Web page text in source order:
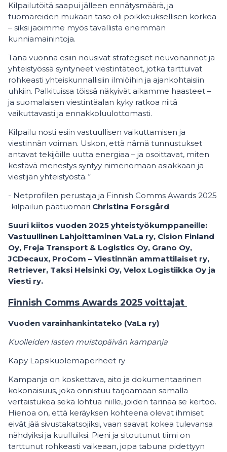
Kilpailutöitä saapui jälleen ennätysmäärä, ja
tuomareiden mukaan taso oli poikkeuksellisen korkea
– siksi jaoimme myös tavallista enemmän
kunniamainintoja.
Tänä vuonna esiin nousivat strategiset neuvonannot ja
yhteistyössä syntyneet viestintäteot, jotka tarttuivat
rohkeasti yhteiskunnallisiin ilmiöihin ja ajankohtaisiin
uhkiin. Palkituissa töissä näkyivät aikamme haasteet –
ja suomalaisen viestintäalan kyky ratkoa niitä
vaikuttavasti ja ennakkoluulottomasti.
Kilpailu nosti esiin vastuullisen vaikuttamisen ja
viestinnän voiman. Uskon, että nämä tunnustukset
antavat tekijöille uutta energiaa – ja osoittavat, miten
kestävä menestys syntyy nimenomaan asiakkaan ja
viestijän yhteistyöstä. ”
- Netprofilen perustaja ja Finnish Comms Awards 2025
-kilpailun päätuomari Christina Forsgård.
Suuri kiitos vuoden 2025 yhteistyökumppaneille:
Vastuullinen Lahjoittaminen VaLa ry, Cision Finland
Oy, Freja Transport & Logistics Oy, Grano Oy,
JCDecaux, ProCom – Viestinnän ammattilaiset ry,
Retriever, Taksi Helsinki Oy, Velox Logistiikka Oy ja
Viesti ry.
Finnish Comms Awards 2025 voittajat
Vuoden varainhankintateko (VaLa ry)
Kuolleiden lasten muistopäivän kampanja
Käpy Lapsikuolemaperheet ry
Kampanja on koskettava, aito ja dokumentaarinen
kokonaisuus, joka onnistuu tarjoamaan samalla
vertaistukea sekä lohtua niille, joiden tarinaa se kertoo.
Hienoa on, että keräyksen kohteena olevat ihmiset
eivät jää sivustakatsojiksi, vaan saavat kokea tulevansa
nähdyiksi ja kuulluiksi. Pieni ja sitoutunut tiimi on
tarttunut rohkeasti vaikeaan, jopa tabuna pidettyyn